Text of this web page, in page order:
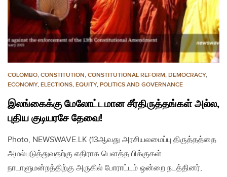
COLOMBO, CONSTITUTION, CONSTITUTIONAL REFORM, DEMOCRACY,
ECONOMY, ELECTIONS, EQUITY, POLITICS AND GOVERNANCE
இலங்கைக்கு மேலோட்டமான சீர்திருத்தங்கள் அல்ல,
புதிய குடியரசே தேவை!
Photo, NEWSWAVE.LK (13ஆவது அரசியலமைப்பு திருத்தத்தை
அமல்படுத்துவதற்கு எதிராக பௌத்த பிக்குகள்
நாடாளுமன்றத்திற்கு அருகில் போராட்டம் ஒன்றை நடத்தினர்,